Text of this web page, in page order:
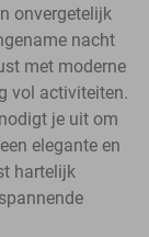
onvergetelijk
nacht
met moderne
vol activiteiten.
je uit om
elegante en
hartelijk